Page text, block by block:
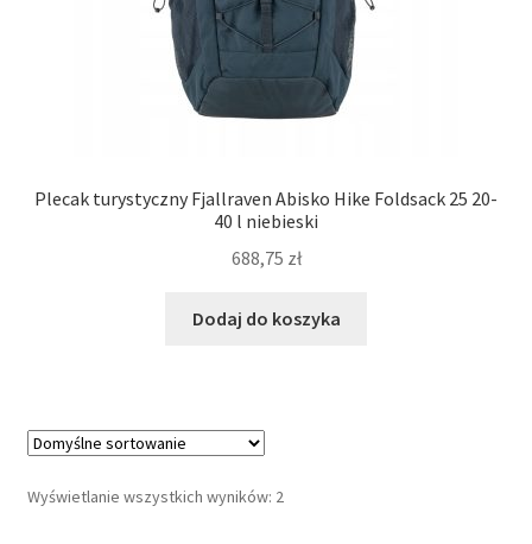
Plecak turystyczny Fjallraven Abisko Hike Foldsack 25 20-
40 l niebieski
688,75 zł
Dodaj do koszyka
Wyświetlanie wszystkich wyników: 2